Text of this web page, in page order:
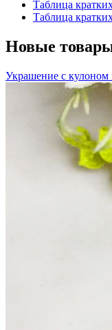
Таблица
Таблица
Новые
Украшение с кулоном